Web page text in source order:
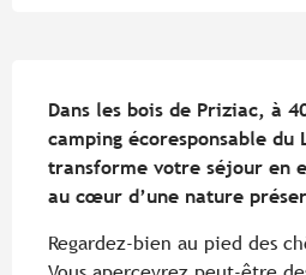
Dans les bois de Priziac, à
camping écoresponsable du
transforme votre séjour en
au cœur d’une nature
Regardez-bien au pied des